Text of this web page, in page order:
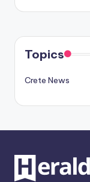
Topics
Crete News